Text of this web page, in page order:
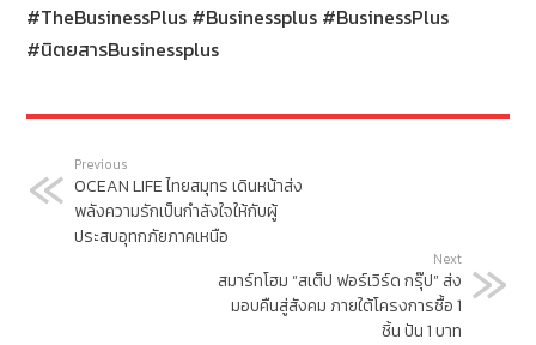
#TheBusinessPlus #Businessplus #BusinessPlus
#นิตยสารBusinessplus
Previous
OCEAN LIFE ไทยสมุทร เดินหน้าส่ง
พลังความรักเป็นกำลังใจให้กับผู้
ประสบอุทกภัยภาคเหนือ
Next
สมาร์ทโฮม “สเต็ป ฟอร์เวิร์ด กรุ๊ป” ส่ง
มอบคืนสู่สังคม ภายใต้โครงการซื้อ 1
ชิ้น ปัน 1 บาท